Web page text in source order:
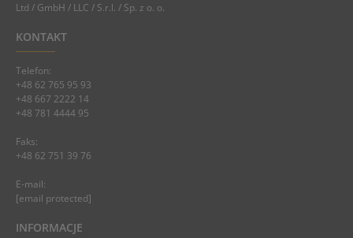
Ltd / GmbH / LLC / S.r.l. / Sp. z o. o.
KONTAKT
Telefon:
+48 62 765 95 93
+48 667 2222 14
+48 781 4444 95
Faks:
+48 62 751 39 76
E-mail:
[email protected]
INFORMACJE